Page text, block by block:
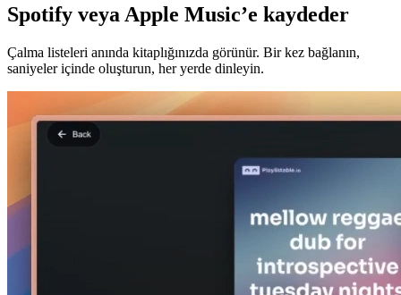
Spotify veya Apple Music’e kaydeder
Çalma listeleri anında kitaplığınızda görünür. Bir kez bağlanın,
saniyeler içinde oluşturun, her yerde dinleyin.